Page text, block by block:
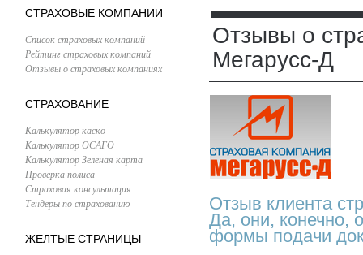
СТРАХОВЫЕ КОМПАНИИ
Список страховых компаний
Рейтинг страховых компаний
Отзывы о страховых компаниях
СТРАХОВАНИЕ
Калькулятор каско
Калькулятор ОСАГО
Калькулятор Зеленая карта
Проверка полиса
Страховая консультация
Тендеры по страхованию
ЖЕЛТЫЕ СТРАНИЦЫ
Отзывы о
Мегарусс-Д
Отзыв клиента
Да, они, конечно,
формы подачи